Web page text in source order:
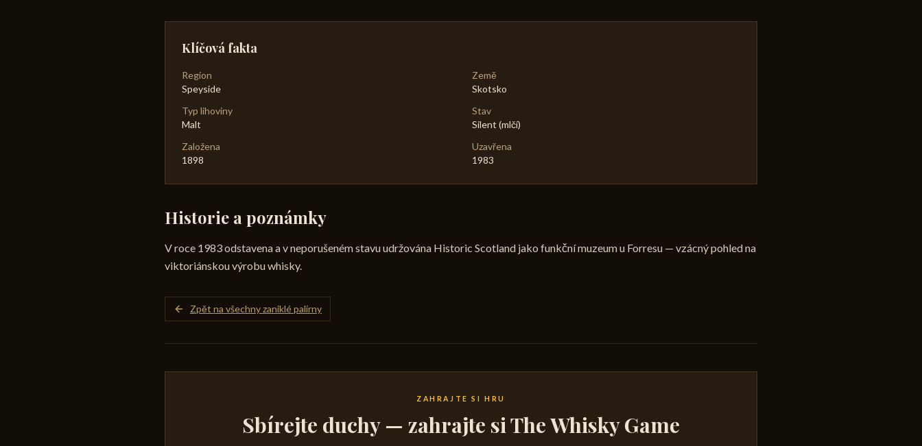
Klíčová fakta
Region
Speyside
Země
Skotsko
Typ lihoviny
Malt
Stav
Silent (mlčí)
Založena
1898
Uzavřena
1983
Historie a poznámky
V roce 1983 odstavena a v neporušeném stavu udržována Historic Scotland jako funkční muzeum u Forresu — vzácný pohled na
viktoriánskou výrobu whisky.
Zpět na všechny zaniklé palírny
ZAHRAJTE SI HRU
Sbírejte duchy — zahrajte si The Whisky Game